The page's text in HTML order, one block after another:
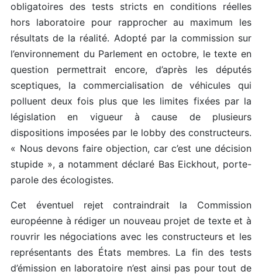
obligatoires des tests stricts en conditions réelles
hors laboratoire pour rapprocher au maximum les
résultats de la réalité. Adopté par la commission sur
l’environnement du Parlement en octobre, le texte en
question permettrait encore, d’après les députés
sceptiques, la commercialisation de véhicules qui
polluent deux fois plus que les limites fixées par la
législation en vigueur à cause de plusieurs
dispositions imposées par le lobby des constructeurs.
« Nous devons faire objection, car c’est une décision
stupide », a notamment déclaré Bas Eickhout, porte-
parole des écologistes.
Cet éventuel rejet contraindrait la Commission
européenne à rédiger un nouveau projet de texte et à
rouvrir les négociations avec les constructeurs et les
représentants des États membres. La fin des tests
d’émission en laboratoire n’est ainsi pas pour tout de